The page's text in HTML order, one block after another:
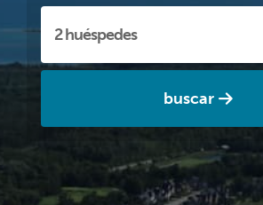
buscar